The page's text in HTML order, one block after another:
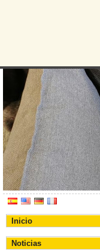
Inicio
Noticias